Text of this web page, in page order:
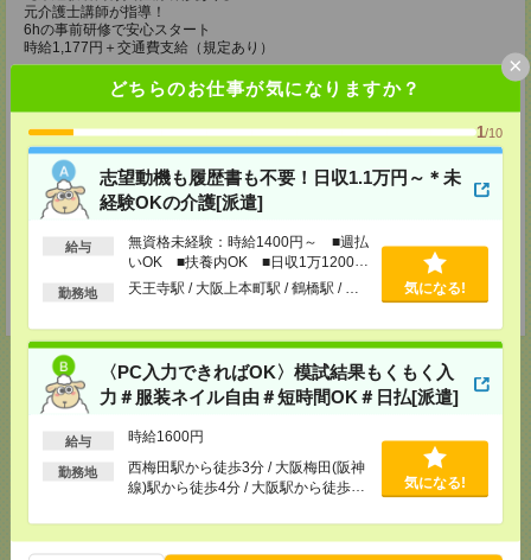
どちらのお仕事が気になりますか？
1/10
志望動機も履歴書も不要！日収1.1万円～＊未
経験OKの介護[派遣]
給与
無資格未経験：時給1400円～ ■週払
いOK ■扶養内OK ■日収1万1200円
以上
勤務地 天王寺駅 / 大阪上本町駅 / 鶴橋駅 / … 気になる!
〈PC入力できればOK〉模試結果もくもく入
力＃服装ネイル自由＃短時間OK＃日払[派遣]
給与 時給1600円
勤務地
西梅田駅から徒歩3分 / 大阪梅田(阪神
線)駅から徒歩4分 / 大阪駅から徒歩4
気になる!
×
元介護士講師が指導！
6hの事前研修で安心スタート
時給1,177円＋交通費支給（規定あり）
TEL：0120-991-463
tenshoku@nikken-ts.jp
メディカルケア事業部 京都オフィス
京都府京都市下京区東塩小路町843番地2 日本生命京都ヤサカビル5F
TEL：0120-975-927
MAIL：tenshoku@nikken-ts.jp
★今ならご来社登録でQUOカード2000円分をプレゼント中★